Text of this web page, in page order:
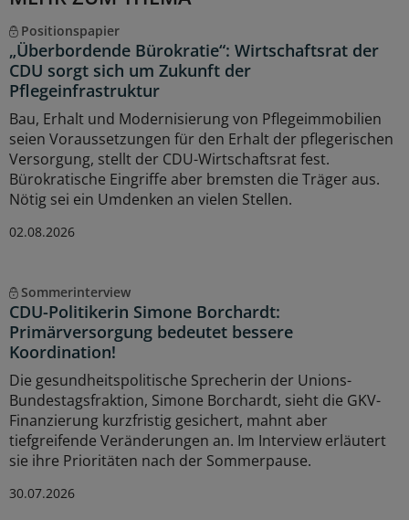
Positionspapier
„Überbordende Bürokratie“: Wirtschaftsrat der
CDU sorgt sich um Zukunft der
Pflegeinfrastruktur
Bau, Erhalt und Modernisierung von Pflegeimmobilien
seien Voraussetzungen für den Erhalt der pflegerischen
Versorgung, stellt der CDU-Wirtschaftsrat fest.
Bürokratische Eingriffe aber bremsten die Träger aus.
Nötig sei ein Umdenken an vielen Stellen.
02.08.2026
Sommerinterview
CDU-Politikerin Simone Borchardt:
Primärversorgung bedeutet bessere
Koordination!
Die gesundheitspolitische Sprecherin der Unions-
Bundestagsfraktion, Simone Borchardt, sieht die GKV-
Finanzierung kurzfristig gesichert, mahnt aber
tiefgreifende Veränderungen an. Im Interview erläutert
sie ihre Prioritäten nach der Sommerpause.
30.07.2026